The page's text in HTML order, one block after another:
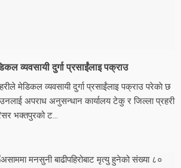
व्यवसायी दुर्गा प्रसाईंलाइ पक्राउ
मेडिकल व्यवसायी दुर्गा प्रसाईंलाइ पक्राउ परेकाे छ
अपराध अनुसन्धान कार्यालय टेकु र जिल्ला प्रहरी
भक्तपुरको ट...